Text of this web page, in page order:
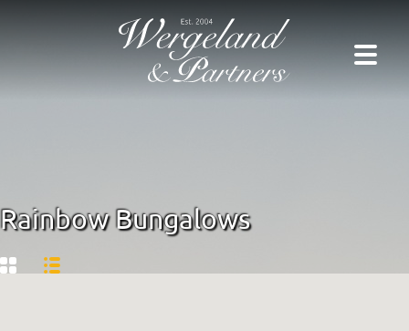
Rainbow Bungalows